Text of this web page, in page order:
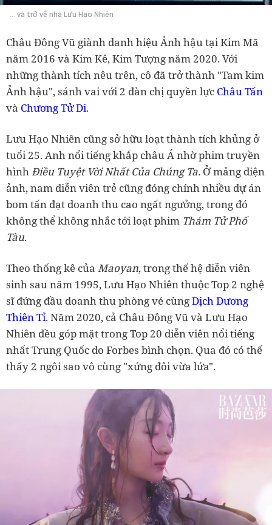
... và trở về nhà Lưu Hạo Nhiên
Châu Đông Vũ giành danh hiệu Ảnh hậu tại Kim Mã
năm 2016 và Kim Kê, Kim Tượng năm 2020. Với
những thành tích nêu trên, cô đã trở thành "Tam kim
Ảnh hậu", sánh vai với 2 đàn chị quyền lực Châu Tấn
và Chương Tử Di.
Lưu Hạo Nhiên cũng sở hữu loạt thành tích khủng ở
tuổi 25. Anh nổi tiếng khắp châu Á nhờ phim truyền
hìnhĐiều Tuyệt Vời Nhất Của Chúng Ta. Ở mảng điện
ảnh, nam diễn viên trẻ cũng đóng chính nhiều dự án
bom tấn đạt doanh thu cao ngất ngưởng, trong đó
không thể không nhắc tới loạt phim Thám Tử Phố
Tàu.
Theo thống kê của Maoyan, trong thế hệ diễn viên
sinh sau năm 1995, Lưu Hạo Nhiên thuộc Top 2 nghệ
sĩ đứng đầu doanh thu phòng vé cùngDịch Dương
Thiên Tỉ. Năm 2020, cả Châu Đông Vũ và Lưu Hạo
Nhiên đều góp mặt trong Top 20 diễn viên nổi tiếng
nhất Trung Quốc do Forbes bình chọn. Qua đó có thể
thấy 2 ngôi sao vô cùng "xứng đôi vừa lứa".